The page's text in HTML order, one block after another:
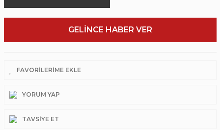
GELİNCE HABER VER
YORUM YAP
TAVSIYE ET